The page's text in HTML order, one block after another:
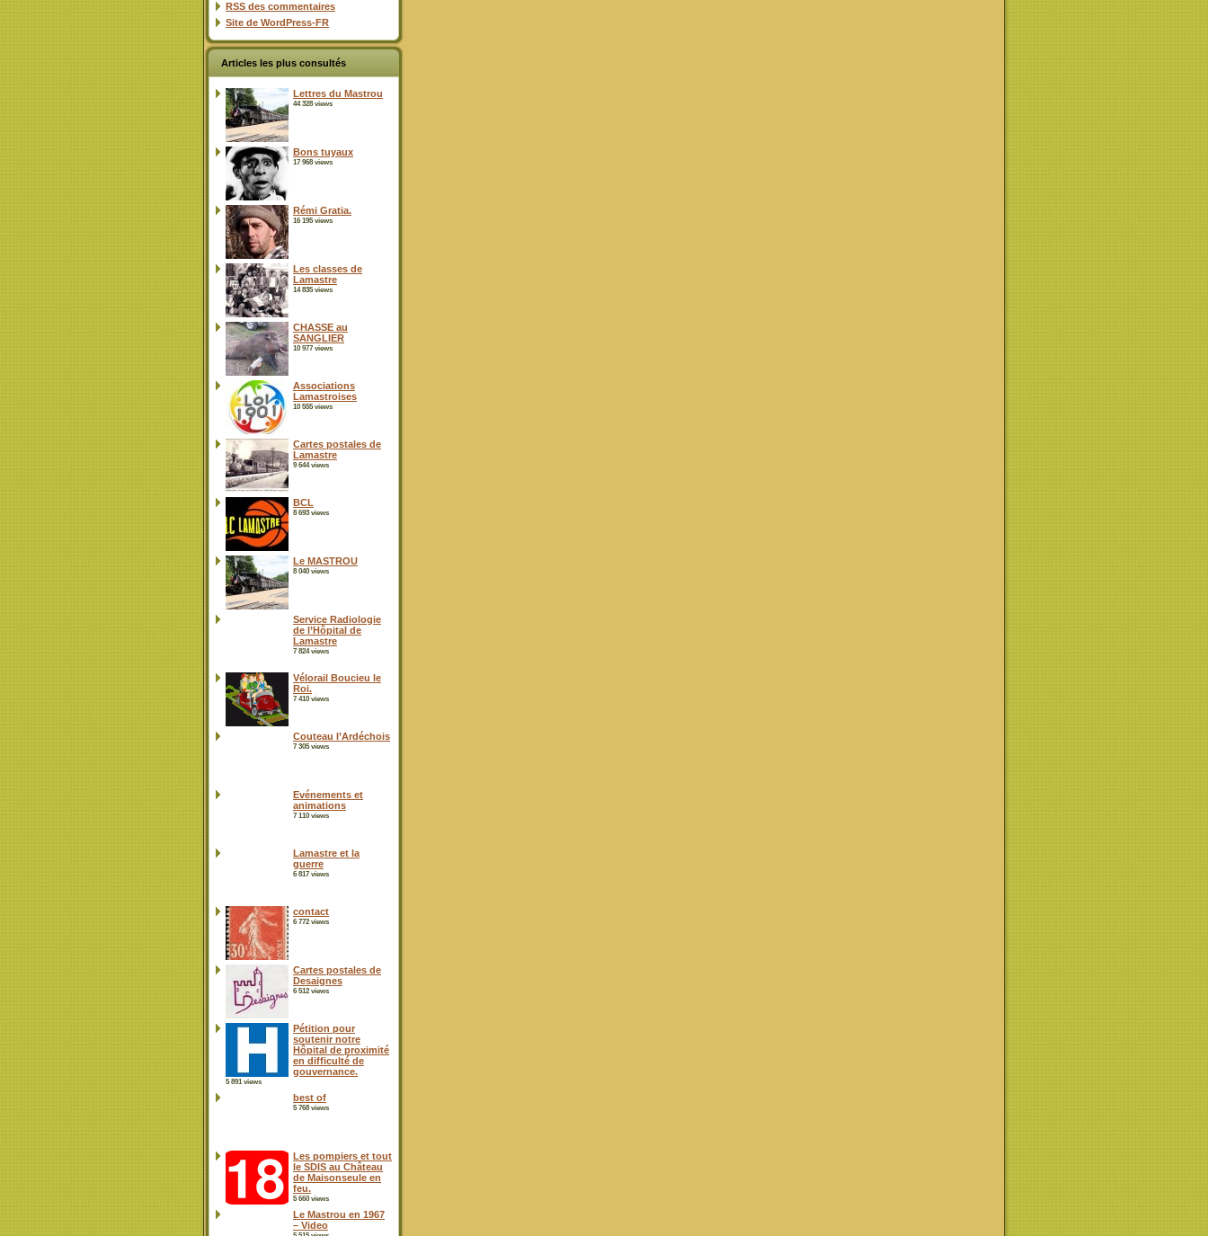
RSS des commentaires
Site de WordPress-FR
Articles les plus consultés
Lettres du Mastrou
44 328 views
Bons tuyaux
17 968 views
Rémi Gratia.
16 195 views
Les classes de
Lamastre
14 835 views
CHASSE au
SANGLIER
10 977 views
Associations
Lamastroises
10 555 views
Cartes postales de
Lamastre
9 644 views
BCL
8 693 views
Le MASTROU
8 040 views
Service Radiologie
de l’Hôpital de
Lamastre
7 824 views
Vélorail Boucieu le
Roi.
7 410 views
Couteau l’Ardéchois
7 305 views
Evénements et
animations
7 110 views
Lamastre et la
guerre
6 817 views
contact
6 772 views
Cartes postales de
Desaignes
6 512 views
Pétition pour
soutenir notre
Hôpital de proximité
en difficulté de
gouvernance.
5 891 views
best of
5 768 views
Les pompiers et tout
le SDIS au Château
de Maisonseule en
feu.
5 660 views
Le Mastrou en 1967
– Video